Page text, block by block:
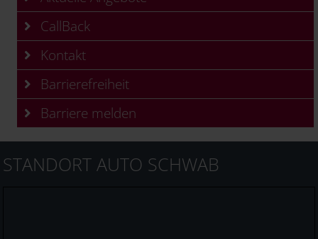
CallBack
Kontakt
Barrierefreiheit
Barriere melden
STANDORT AUTO SCHWAB